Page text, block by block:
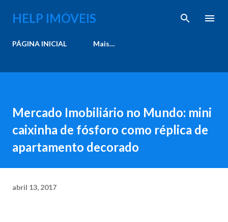
Pular para o conteúdo principal
HELP IMÓVEIS
PÁGINA INICIAL Mais…
Mercado Imobiliário no Mundo: mini
caixinha de fósforo como réplica de
apartamento decorado
abril 13, 2017